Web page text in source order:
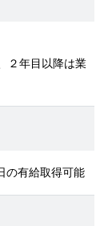
２年目以降は業
有給取得可能